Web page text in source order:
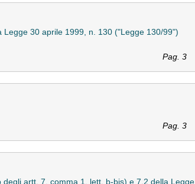
30 aprile 1999, n. 130 ("Legge 130/99")
Pag. 3
Pag. 3
artt. 7, comma 1, lett. b-bis) e 7.2 della Legge